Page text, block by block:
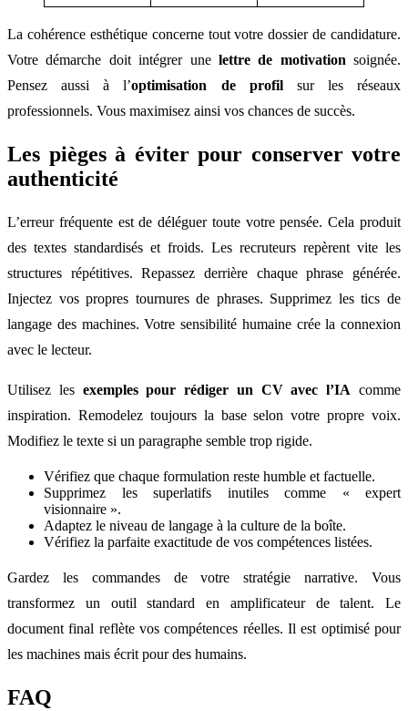
La cohérence esthétique concerne tout votre dossier de candidature.
Votre démarche doit intégrer une lettre de motivation soignée.
Pensez aussi à l’optimisation de profilsur les réseaux
professionnels. Vous maximisez ainsi vos chances de succès.
Les pièges à éviter pour conserver votre
authenticité
L’erreur fréquente est de déléguer toute votre pensée. Cela produit
des textes standardisés et froids. Les recruteurs repèrent vite les
structures répétitives. Repassez derrière chaque phrase générée.
Injectez vos propres tournures de phrases. Supprimez les tics de
langage des machines. Votre sensibilité humaine crée la connexion
avec le lecteur.
Utilisez les exemples pour rédiger un CV avec l’IA comme
inspiration. Remodelez toujours la base selon votre propre voix.
Modifiez le texte si un paragraphe semble trop rigide.
Vérifiez que chaque formulation reste humble et factuelle.
Supprimez les superlatifs inutiles comme « expert
visionnaire ».
Adaptez le niveau de langage à la culture de la boîte.
Vérifiez la parfaite exactitude de vos compétences listées.
Gardez les commandes de votre stratégie narrative. Vous
transformez un outil standard en amplificateur de talent. Le
document final reflète vos compétences réelles. Il est optimisé pour
les machines mais écrit pour des humains.
FAQ